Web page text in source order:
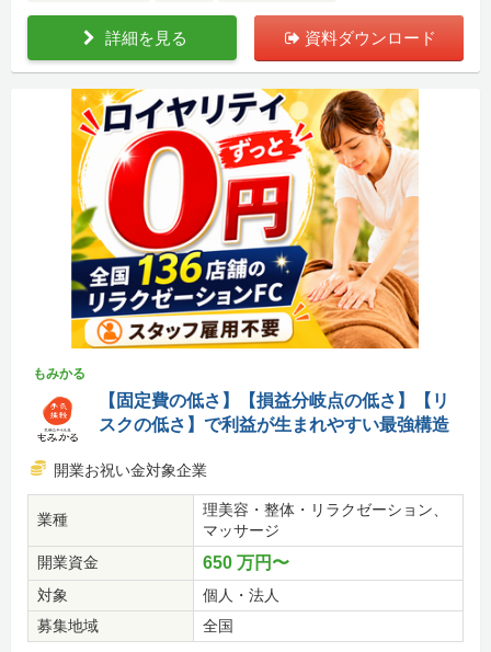
詳細を見る 資料ダウンロード
もみかる
【固定費の低さ】【損益分岐点の低さ】【リ
スクの低さ】で利益が生まれやすい最強構造
開業お祝い金対象企業
業種
理美容・整体・リラクゼーション、
マッサージ
開業資金
650 万円〜
対象
個人・法人
募集地域
全国